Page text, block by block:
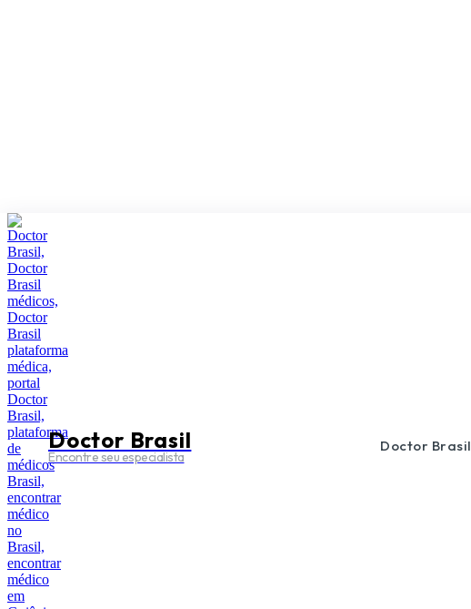
Doctor Brasil
Encontre seu especialista
Doctor Brasil